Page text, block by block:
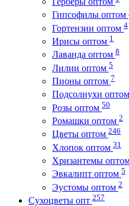
Гипсофилы оптом
Гортензии оптом 4
Ирисы оптом 1
Лаванда оптом 8
Лилии оптом 5
Пионы оптом 7
Подсолнухи оптом
Розы оптом 50
Ромашки оптом 2
Цветы оптом 246
Хлопок оптом 31
Хризантемы
Эвкалипт оптом 5
Эустомы оптом 2
Сухоцветы опт 257